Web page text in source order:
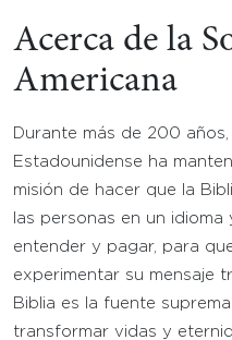
Acerca de la
Americana
Durante más de 200
Estadounidense ha
misión de hacer que la
las personas en un
entender y pagar, para
experimentar su mensaje
Biblia es la fuente
transformar vidas y